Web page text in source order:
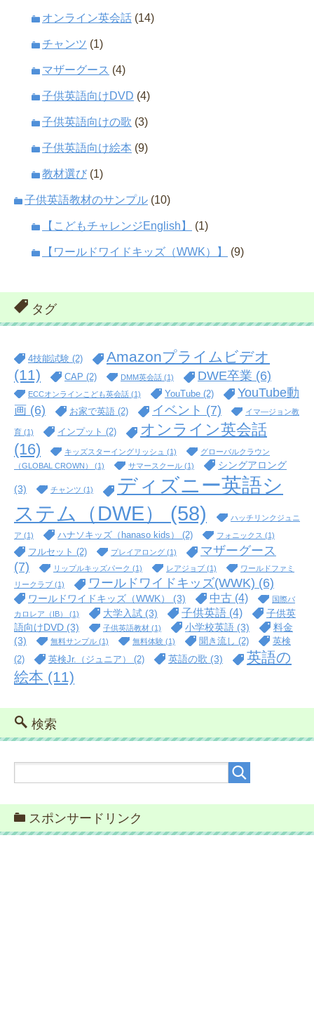
オンライン英会話 (14)
チャンツ (1)
マザーグース (4)
子供英語向けDVD (4)
子供英語向けの歌 (3)
子供英語向け絵本 (9)
教材選び (1)
子供英語教材のサンプル (10)
【こどもチャレンジEnglish】 (1)
【ワールドワイドキッズ（WWK）】 (9)
タグ
4技能試験 (2)
Amazonプライムビデオ
(11)
CAP (2) DMM英会話 (1) DWE卒業 (6)
ECCオンラインこども英会話 (1) YouTube (2)
YouTube動
画 (6) お家で英語 (2) イベント (7) イマ―ジョン教
育 (1) インプット (2)
オンライン英会話
(16)
キッズスターイングリッシュ (1)
グローバルクラウン
（GLOBAL CROWN）
(1) サマースクール (1) シングアロング
(3) チャンツ (1)
ディズニー英語シ
ステム（DWE）
(58) ハッチリンクジュニ
ア (1) ハナソキッズ（hanaso kids） (2) フォニックス (1)
フルセット (2) プレイアロング (1)
マザーグース
(7)
リップルキッズパーク (1) レアジョブ (1)
ワールドファミ
リークラブ (1) ワールドワイドキッズ(WWK) (6)
ワールドワイドキッズ（WWK） (3) 中古 (4)
国際バ
カロレア（IB）
(1) 大学入試 (3) 子供英語 (4)
子供英
語向けDVD (3) 子供英語教材 (1) 小学校英語 (3)
料金
(3)
無料サンプル (1) 無料体験 (1) 聞き流し (2)
英検
(2)
英検Jr.（ジュニア） (2) 英語の歌 (3)
英語の
絵本 (11)
検索
スポンサードリンク